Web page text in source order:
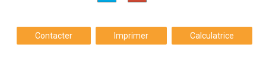
Contacter Imprimer Calculatrice